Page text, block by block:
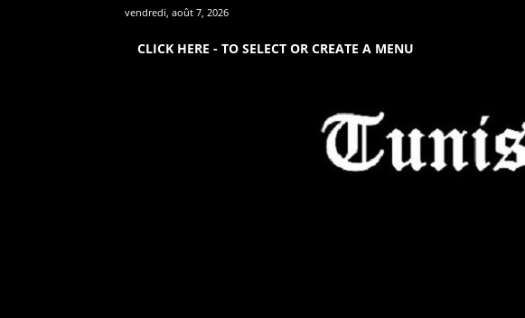
vendredi, août 7, 2026
CLICK HERE - TO SELECT OR CREATE A MENU